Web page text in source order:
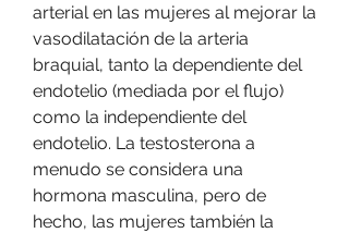
arterial en las mujeres al mejorar la
vasodilatación de la arteria
braquial, tanto la dependiente del
endotelio (mediada por el flujo)
como la independiente del
endotelio. La testosterona a
menudo se considera una
hormona masculina, pero de
hecho, las mujeres también la